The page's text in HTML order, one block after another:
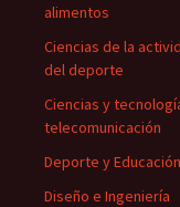
alimentos
Ciencias de la
del deporte
Ciencias y
telecomunicación
Deporte y
Diseño e Ingeniería